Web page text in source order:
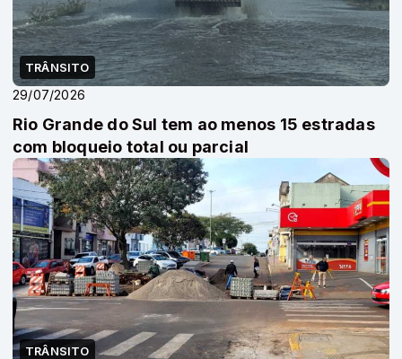
TRÂNSITO
29/07/2026
Rio Grande do Sul tem ao menos 15 estradas
com bloqueio total ou parcial
TRÂNSITO